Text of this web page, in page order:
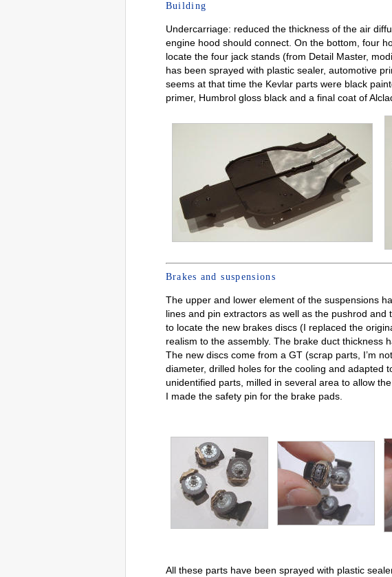
Building
Undercarriage: reduced the thickness of the air
engine hood should connect. On the bottom, four
locate the four jack stands (from Detail Master,
has been sprayed with plastic sealer, automotive
seems at that time the Kevlar parts were black
primer, Humbrol gloss black and a final coat of Alclad
Brakes and suspensions
The upper and lower element of the suspensions
lines and pin extractors as well as the pushrod
to locate the new brakes discs (I replaced the
realism to the assembly. The brake duct thickness
The new discs come from a GT (scrap parts, I’m
diameter, drilled holes for the cooling and adapted
unidentified parts, milled in several area to allow
I made the safety pin for the brake pads.
All these parts have been sprayed with plastic